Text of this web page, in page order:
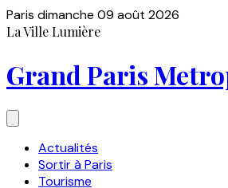
Paris dimanche 09 août 2026
La Ville Lumière
Grand Paris
Actualités
Sortir à Paris
Tourisme